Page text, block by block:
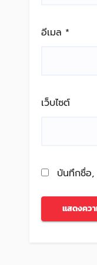
อีเมล *
เว็บไซต์
บันทึกชื่อ,